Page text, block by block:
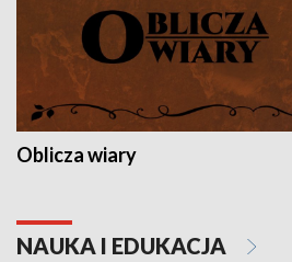
Oblicza wiary
NAUKA I EDUKACJA